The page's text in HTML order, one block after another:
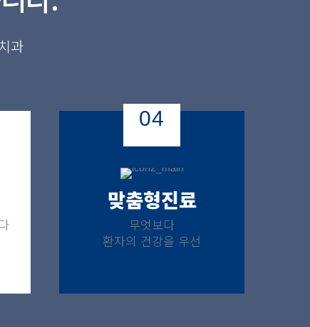
과
04
맞춤형진료
무엇보다
환자의 건강을 우선